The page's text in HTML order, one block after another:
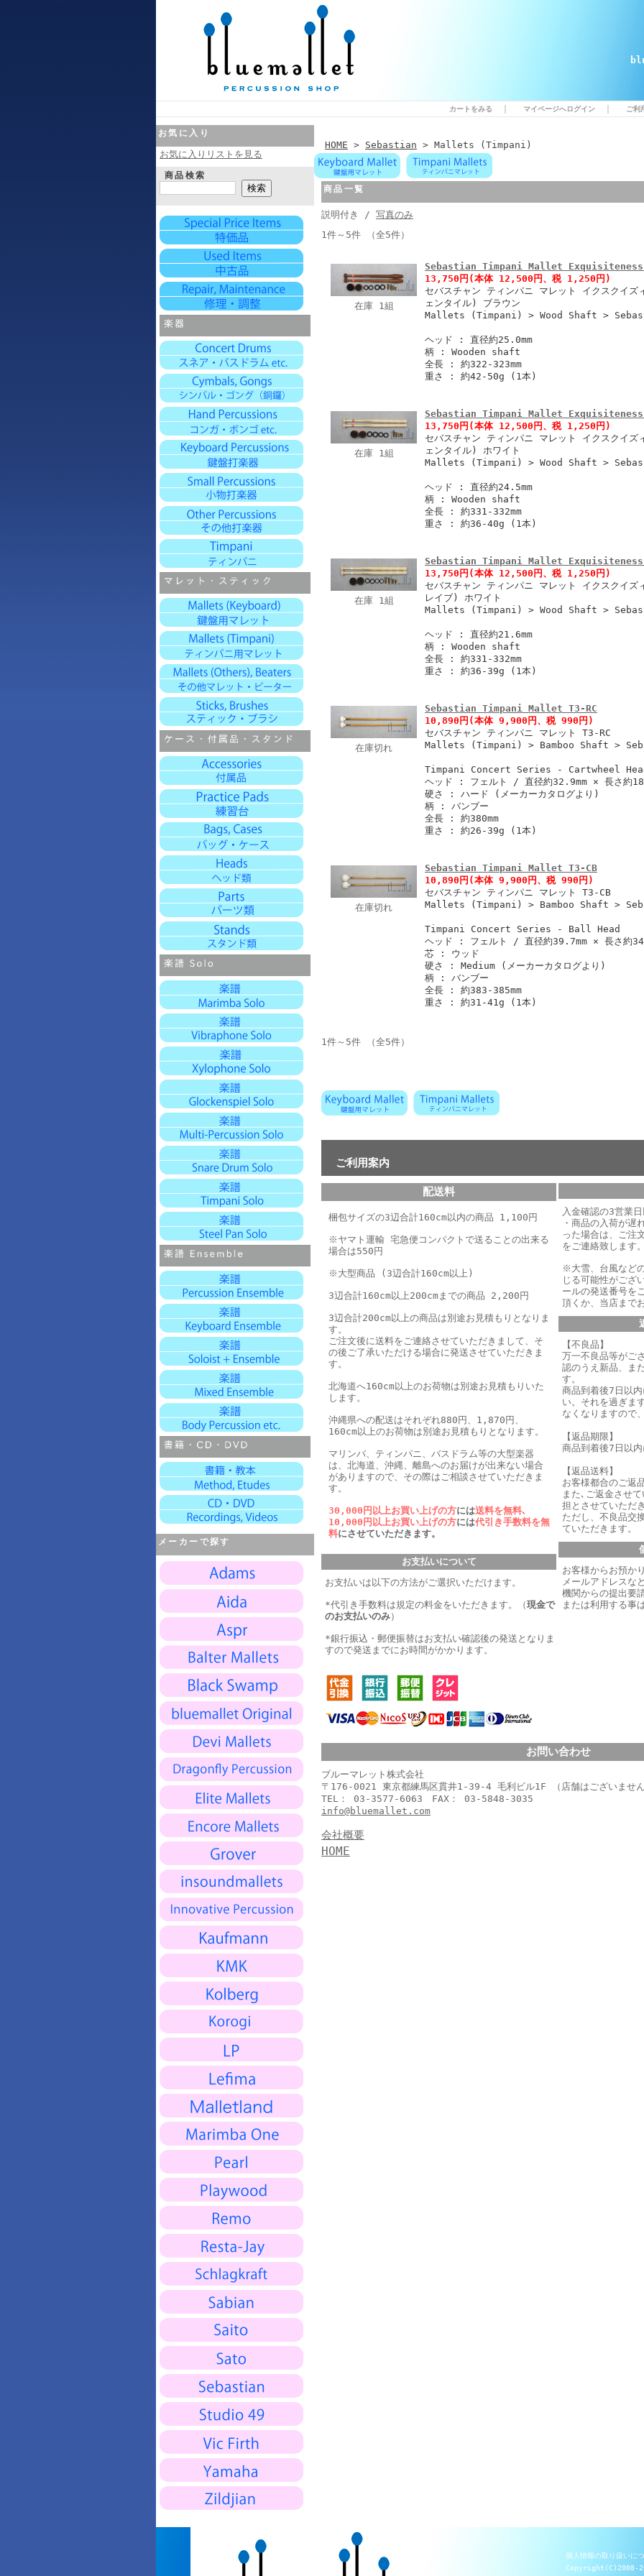
カートをみる マイページへログイン ご利
お気に入り
お気に入りリストを見る
商品検索
メーカーで探す
HOME > Sebastian > Mallets (Timpani)
商品一覧
説明付き / 写真のみ
1件～5件 （全5件）
在庫 1組
Sebastian Timpani Mallet
13,750円 (本体 12,500円、税 1,250円)
セバスチャン ティンパニ マレット イクスクイ
ェンタイル) ブラウン
Mallets (Timpani) > Wood Shaft >
ヘッド : 直径約25.0mm
柄 : Wooden shaft
全長 : 約322-323mm
重さ : 約42-50g (1本)
在庫 1組
Sebastian Timpani Mallet
13,750円 (本体 12,500円、税 1,250円)
セバスチャン ティンパニ マレット イクスクイ
ェンタイル) ホワイト
Mallets (Timpani) > Wood Shaft >
ヘッド : 直径約24.5mm
柄 : Wooden shaft
全長 : 約331-332mm
重さ : 約36-40g (1本)
在庫 1組
Sebastian Timpani Mallet
13,750円 (本体 12,500円、税 1,250円)
セバスチャン ティンパニ マレット イクスクイ
レイブ) ホワイト
Mallets (Timpani) > Wood Shaft >
ヘッド : 直径約21.6mm
柄 : Wooden shaft
全長 : 約331-332mm
重さ : 約36-39g (1本)
在庫切れ
Sebastian Timpani Mallet T3-RC
10,890円 (本体 9,900円、税 990円)
セバスチャン ティンパニ マレット T3-RC
Mallets (Timpani) > Bamboo Shaft >
Timpani Concert Series - Cartwheel
ヘッド : フェルト / 直径約32.9mm × 長さ約
硬さ : ハード (メーカーカタログより)
柄 : バンブー
全長 : 約380mm
重さ : 約26-39g (1本)
在庫切れ
Sebastian Timpani Mallet T3-CB
10,890円 (本体 9,900円、税 990円)
セバスチャン ティンパニ マレット T3-CB
Mallets (Timpani) > Bamboo Shaft >
Timpani Concert Series - Ball Head
ヘッド : フェルト / 直径約39.7mm × 長さ約
芯 : ウッド
硬さ : Medium (メーカーカタログより)
柄 : バンブー
全長 : 約383-385mm
重さ : 約31-41g (1本)
1件～5件 （全5件）
ご利用案内
配送料
梱包サイズの3辺合計160cm以内の商品 1,100円
※ヤマト運輸 宅急便コンパクトで送ることの出来る
場合は550円
※大型商品 (3辺合計160cm以上)
3辺合計160cm以上200cmまでの商品 2,200円
3辺合計200cm以上の商品は別途お見積もりとなりま
す。
ご注文後に送料をご連絡させていただきまして、そ
の後ご了承いただける場合に発送させていただきま
す。
北海道へ160cm以上のお荷物は別途お見積もりいた
します。
沖縄県への配送はそれぞれ880円、1,870円、
160cm以上のお荷物は別途お見積もりとなります。
マリンバ、ティンパニ、バスドラム等の大型楽器
は、北海道、沖縄、離島へのお届けが出来ない場合
がありますので、その際はご相談させていただきま
す。
30,000円以上お買い上げの方には送料を無料､
10,000円以上お買い上げの方には代引き手数料を無
料にさせていただきます。
お支払いについて
お支払いは以下の方法がご選択いただけます。
*代引き手数料は規定の料金をいただきます。 （現金で
のお支払いのみ）
*銀行振込・郵便振替はお支払い確認後の発送となりま
すので発送までにお時間がかかります。
入金確認の3営業
・商品の入荷が遅
った場合は、 ご注
をご連絡致します
※大雪、台風など
じる可能性がござ
ールの発送番号を
頂くか、当店まで
【不良品】
万一不良品等がご
認のうえ新品、ま
す。
商品到着後7日以
い。それを過ぎま
なくなりますので
【返品期限】
商品到着後7日以
【返品送料】
お客様都合のご返
また､ご返金させ
担とさせていただ
ただし、不良品交
ていただきます。
お客様からお預か
メールアドレスな
機関からの提出要
または利用する事
お問い合わせ
ブルーマレット株式会社
〒176-0021 東京都練馬区貫井1-39-4 毛利ビル1F （店舗はございませ
TEL： 03-3577-6063 FAX： 03-5848-3035
info@bluemallet.com
会社概要
HOME
個人情報の取り扱いに